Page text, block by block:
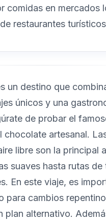
comidas en mercados
restaurantes
un destino que
únicos y una
de probar el
chocolate artesanal.
libre son la principal
suaves hasta rutas de
En este viaje, es
para cambios
plan alternativo.